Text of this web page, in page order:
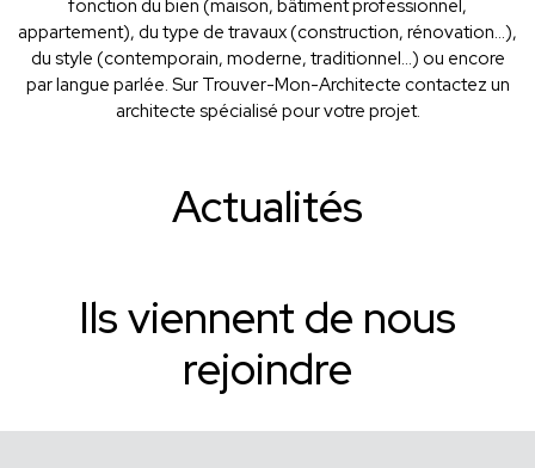
fonction du bien (maison, bâtiment professionnel,
appartement), du type de travaux (construction, rénovation...),
du style (contemporain, moderne, traditionnel...) ou encore
par langue parlée. Sur Trouver-Mon-Architecte contactez un
architecte spécialisé pour votre projet.
Actualités
Ils viennent de nous
rejoindre